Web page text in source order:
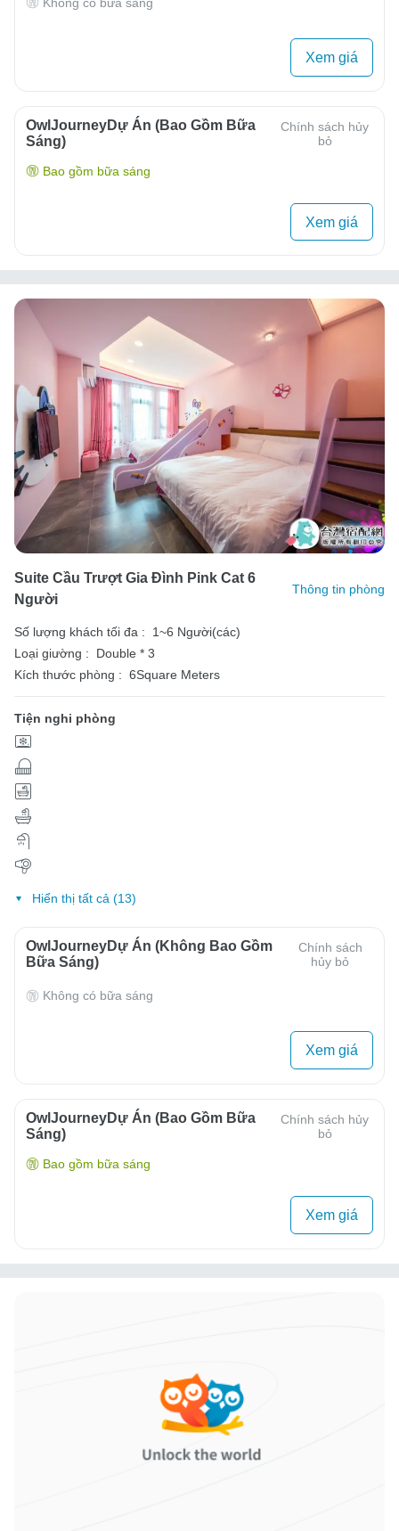
Xem giá
OwlJourneyDự Án (Bao Gồm Bữa
Sáng)
Chính sách hủy
bỏ
Bao gồm bữa sáng
Xem giá
Suite Cầu Trượt Gia Đình Pink Cat 6
Người
Thông tin phòng
Số lượng khách tối đa :
1~6 Người(các)
Loại giường :
Double * 3
Kích thước phòng : 6Square Meters
Tiện nghi phòng
Hiển thị tất cả (13)
OwlJourneyDự Án (Không Bao Gồm
Bữa Sáng)
Chính sách
hủy bỏ
Không có bữa sáng
Xem giá
OwlJourneyDự Án (Bao Gồm Bữa
Sáng)
Chính sách hủy
bỏ
Bao gồm bữa sáng
Xem giá